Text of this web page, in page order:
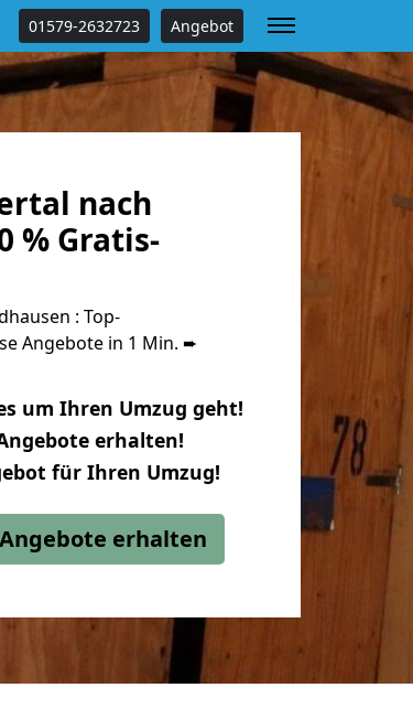
01579-2632723 Angebot
nach
% Gratis-
: Top-
Angebote in 1 Min. ➨
um Ihren Umzug geht!
erhalten!
für Ihren Umzug!
erhalten